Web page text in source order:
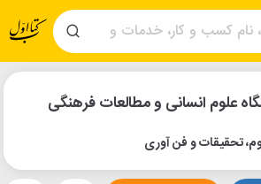
علوم انسانی و مطالعات فرهنگی
تحقیقات و فن آوری